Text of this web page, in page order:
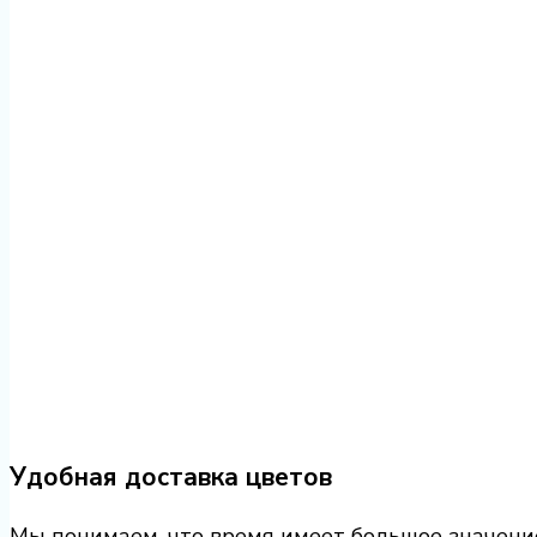
Удобная доставка цветов